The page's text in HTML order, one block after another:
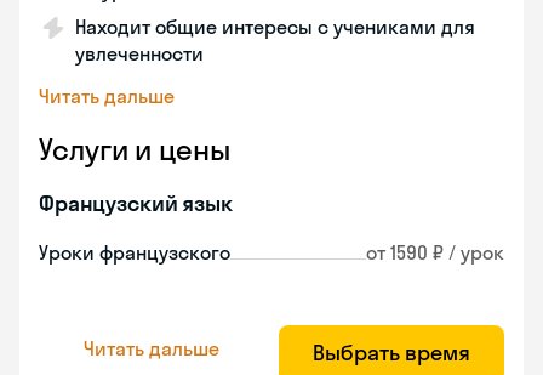
Находит общие интересы с учениками для
увлеченности
Читать дальше
Услуги и цены
Французский язык
Уроки французского от 1590 ₽ / урок
Читать дальше Выбрать время